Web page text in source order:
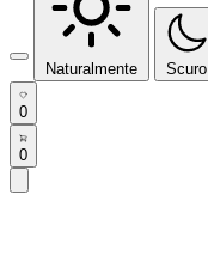
Naturalmente Scuro
0
0